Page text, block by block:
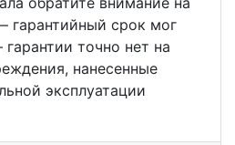
гарантийный срок мог
точно нет на
нанесенные
эксплуатации